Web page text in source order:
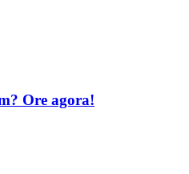
Ore agora!